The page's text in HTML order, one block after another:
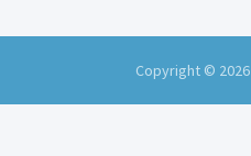
Copyright © 2026